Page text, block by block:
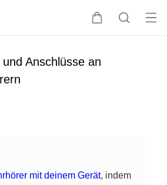
W
e
S
Me
Anschlüsse an
mit deinem Gerät, indem